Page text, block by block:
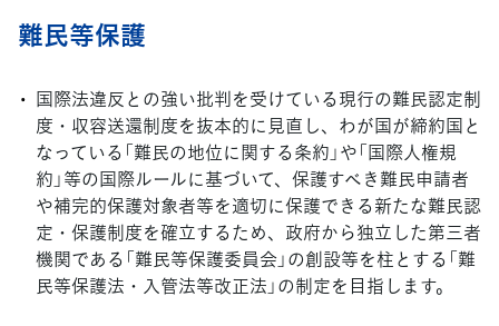
難民等保護
国際法違反との強い批判を受けている現行の難民認定制
度・収容送還制度を抜本的に見直し、わが国が締約国と
なっている「難民の地位に関する条約」や「国際人権規
約」等の国際ルールに基づいて、保護すべき難民申請者
や補完的保護対象者等を適切に保護できる新たな難民認
定・保護制度を確立するため、政府から独立した第三者
機関である「難民等保護委員会」の創設等を柱とする「難
民等保護法・入管法等改正法」の制定を目指します。